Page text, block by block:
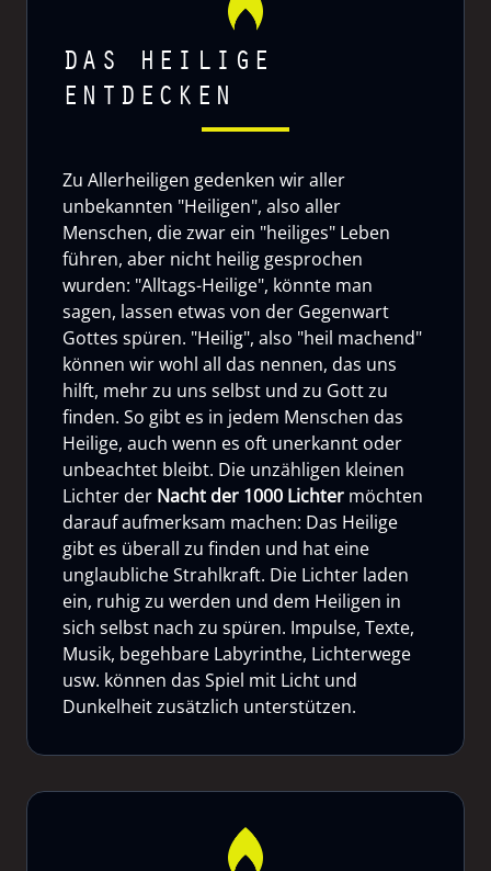
DAS HEILIGE
ENTDECKEN
Zu Allerheiligen gedenken wir aller
unbekannten "Heiligen", also aller
Menschen, die zwar ein "heiliges" Leben
führen, aber nicht heilig gesprochen
wurden: "Alltags-Heilige", könnte man
sagen, lassen etwas von der Gegenwart
Gottes spüren. "Heilig", also "heil machend"
können wir wohl all das nennen, das uns
hilft, mehr zu uns selbst und zu Gott zu
finden. So gibt es in jedem Menschen das
Heilige, auch wenn es oft unerkannt oder
unbeachtet bleibt. Die unzähligen kleinen
Lichter der Nacht der 1000 Lichter möchten
darauf aufmerksam machen: Das Heilige
gibt es überall zu finden und hat eine
unglaubliche Strahlkraft. Die Lichter laden
ein, ruhig zu werden und dem Heiligen in
sich selbst nach zu spüren. Impulse, Texte,
Musik, begehbare Labyrinthe, Lichterwege
usw. können das Spiel mit Licht und
Dunkelheit zusätzlich unterstützen.